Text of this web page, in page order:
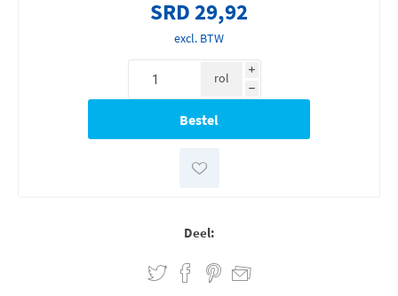
SRD 29,92
excl. BTW
i
h
rol
Deel: